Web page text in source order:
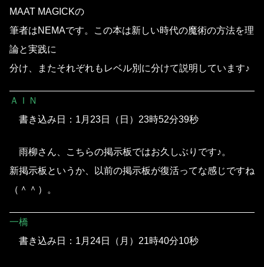
MAAT MAGICKの
筆者はNEMAです。この本は新しい時代の魔術の方法を理
論と実践に
分け、またそれぞれもレベル別に分けて説明しています♪
ＡＩＮ
書き込み日：1月23日（日）23時52分39秒
雨柳さん、こちらの掲示板ではお久しぶりです♪。
新掲示板というか、以前の掲示板が復活ってな感じですね
（＾＾）。
一橋
書き込み日：1月24日（月）21時40分10秒